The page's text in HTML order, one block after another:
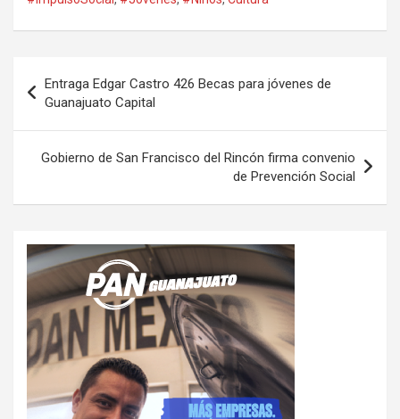
de
entradas
Entraga Edgar Castro 426 Becas para jóvenes de
Guanajuato Capital
Gobierno de San Francisco del Rincón firma convenio
de Prevención Social